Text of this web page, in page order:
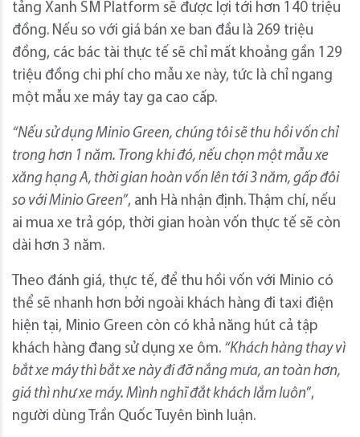
tảng Xanh SM Platform sẽ được lợi tới hơn 140 triệu
đồng. Nếu so với giá bán xe ban đầu là 269 triệu
đồng, các bác tài thực tế sẽ chỉ mất khoảng gần 129
triệu đồng chi phí cho mẫu xe này, tức là chỉ ngang
một mẫu xe máy tay ga cao cấp.
“Nếu sử dụngMinio Green, chúng tôi sẽ thu hồi vốn chỉ
trong hơn 1 năm. Trong khi đó, nếu chọn một mẫu xe
xăng hạng A, thời gian hoàn vốn lên tới 3 năm, gấp đôi
so với Minio Green”, anh Hà nhận định. Thậm chí, nếu
ai mua xe trả góp, thời gian hoàn vốn thực tế sẽ còn
dài hơn 3 năm.
Theo đánh giá, thực tế, để thu hồi vốn với Minio có
thể sẽ nhanh hơn bởi ngoài khách hàng đi taxi điện
hiện tại, Minio Green còn có khả năng hút cả tập
khách hàng đang sử dụng xe ôm. “Khách hàng thay vì
bắtxe máy thì bắtxenày đi đỡ nắng mưa, an toàn hơn,
giá thì như xe máy. Mình nghĩ đắt khách lắm luôn”,
người dùng Trần Quốc Tuyên bình luận.